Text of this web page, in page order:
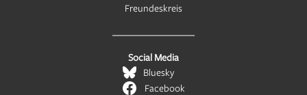
Freundeskreis
Social Media
Bluesky
Facebook